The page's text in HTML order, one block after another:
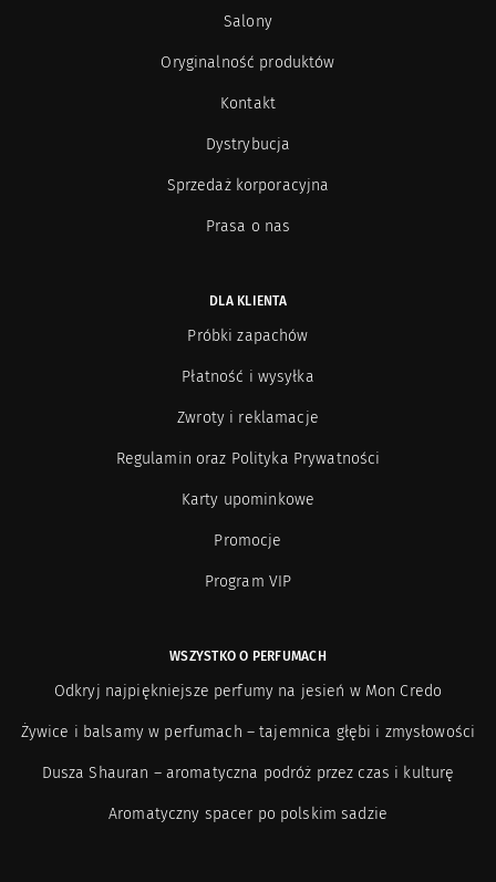
Salony
Oryginalność produktów
Kontakt
Dystrybucja
Sprzedaż korporacyjna
Prasa o nas
DLA KLIENTA
Próbki zapachów
Płatność i wysyłka
Zwroty i reklamacje
Regulamin oraz Polityka Prywatności
Karty upominkowe
Promocje
Program VIP
WSZYSTKO O PERFUMACH
Odkryj najpiękniejsze perfumy na jesień w Mon Credo
Żywice i balsamy w perfumach – tajemnica głębi i zmysłowości
Dusza Shauran – aromatyczna podróż przez czas i kulturę
Aromatyczny spacer po polskim sadzie